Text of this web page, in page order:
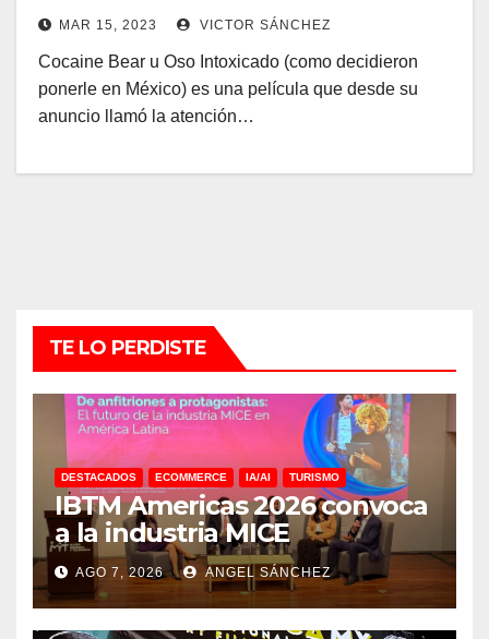
MAR 15, 2023 VICTOR SÁNCHEZ
Cocaine Bear u Oso Intoxicado (como decidieron
ponerle en México) es una película que desde su
anuncio llamó la atención…
TE LO PERDISTE
DESTACADOS ECOMMERCE IA/AI TURISMO
IBTM Americas 2026 convoca
a la industria MICE
AGO 7, 2026 ANGEL SÁNCHEZ